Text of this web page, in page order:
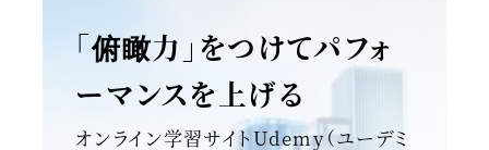
「俯瞰力」をつけてパフォ
ーマンスを上げる
オンライン学習サイトUdemy（ユーデミ